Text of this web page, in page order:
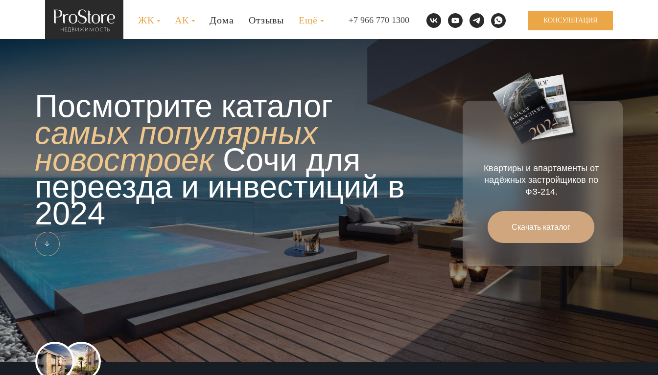
ЖК АК Дома Отзывы Ещё +7 966 770 1300 КОНСУЛЬТАЦИЯ
Посмотрите каталог
самых популярных
новостроекСочи для
переезда и инвестиций в
2024
ProStore
НЕДВИЖИМОСТЬ
+7 8622 79 2914
Скачать каталог
Квартиры и апартаменты от
надёжных застройщиков по
ФЗ-214.